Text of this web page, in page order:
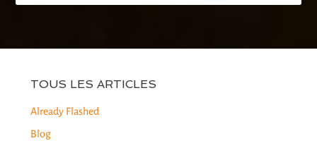
TOUS LES ARTICLES
Already Flashed
Blog